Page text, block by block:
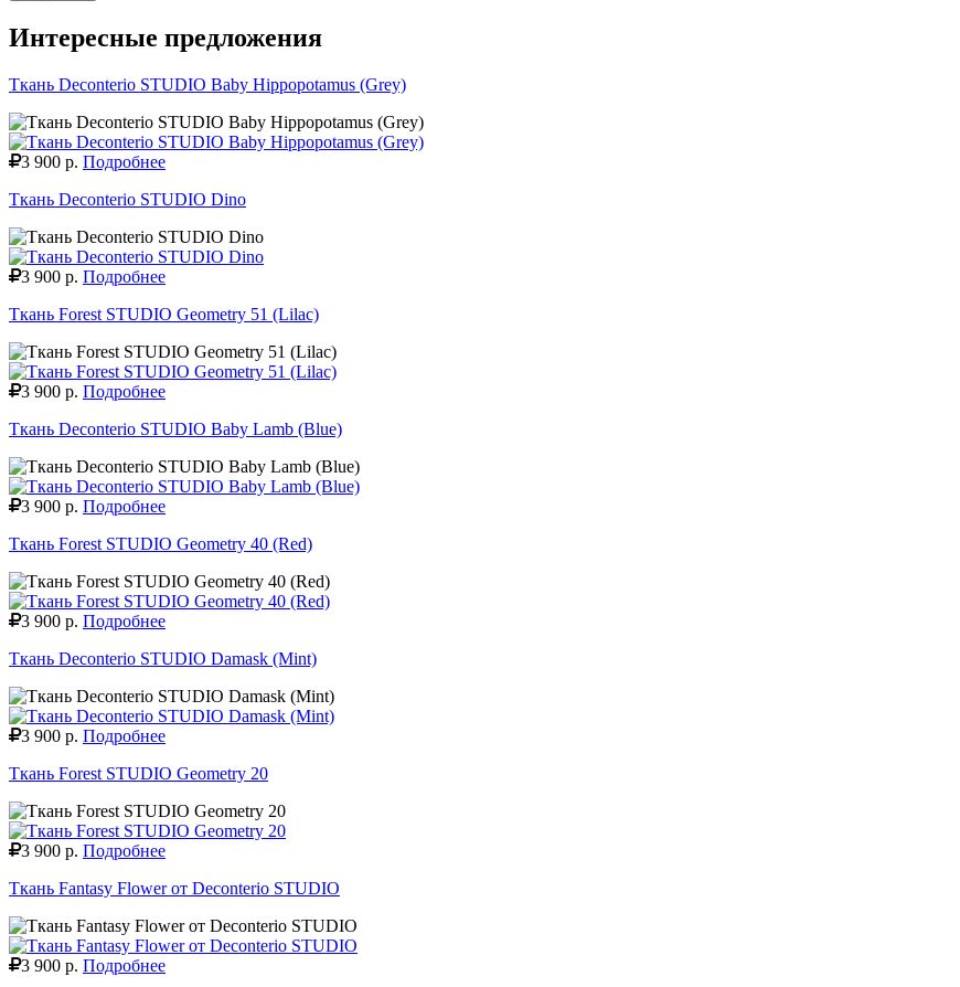
Интересные предложения
Ткань Deconterio STUDIO Baby Hippopotamus (Grey)
3 900 р. Подробнее
Ткань Deconterio STUDIO Dino
3 900 р. Подробнее
Ткань Forest STUDIO Geometry 51 (Lilac)
3 900 р. Подробнее
Ткань Deconterio STUDIO Baby Lamb (Blue)
3 900 р. Подробнее
Ткань Forest STUDIO Geometry 40 (Red)
3 900 р. Подробнее
Ткань Deconterio STUDIO Damask (Mint)
3 900 р. Подробнее
Ткань Forest STUDIO Geometry 20
3 900 р. Подробнее
Ткань Fantasy Flower от Deconterio STUDIO
3 900 р. Подробнее